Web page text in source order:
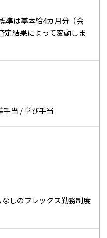
準は基本給4カ月分（会
定結果によって変動しま
手当 / 学び手当
しのフレックス勤務制度